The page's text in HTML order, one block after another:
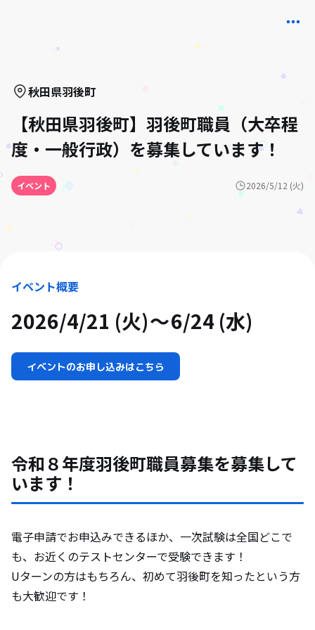
秋田県羽後町
【秋田県羽後町】羽後町職員（大卒程
度・一般行政）を募集しています！
イベント 2026/5/12 (火)
イベント概要
2026/4/21 (火) 6/24 (水)
イベントのお申し込みはこちら
令和８年度羽後町職員募集を募集して
います！
電子申請でお申込みできるほか、一次試験は全国どこで
も、お近くのテストセンターで受験できます！
Uターンの方はもちろん、初めて羽後町を知ったという方
も大歓迎です！